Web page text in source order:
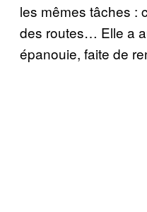
les mêmes tâches :
des routes… Elle a
épanouie, faite de